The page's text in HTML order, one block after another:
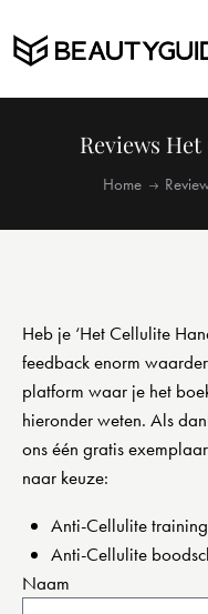
Reviews
Home
Heb je ‘Het Cellulite
feedback enorm
platform waar je het
hieronder weten. Als
ons één gratis
naar keuze:
Anti-Cellulite
Anti-Cellulite
Naam